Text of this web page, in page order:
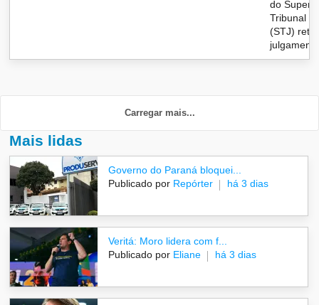
do
Tribunal
(STJ)
Carregar mais...
Mais lidas
Governo do Paraná bloquei...
Publicado por Repórter há 3 dias
Veritá: Moro lidera com f...
Publicado por Eliane há 3 dias